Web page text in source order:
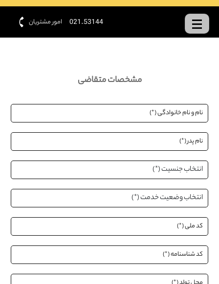
021-53144 امور مشتریان
مشخصات متقاضی